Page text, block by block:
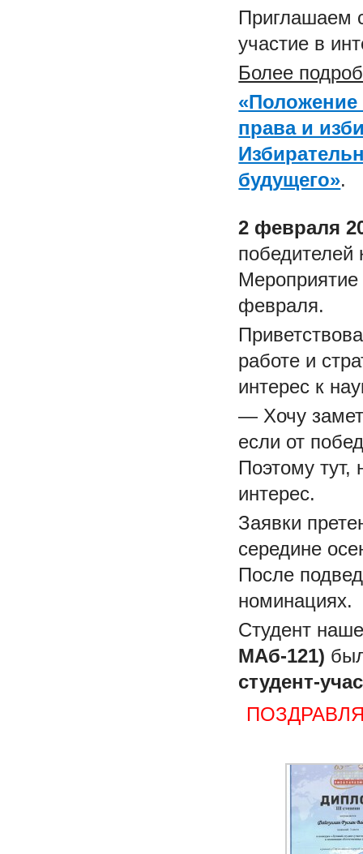
Приглашаем
участие в
Более
«Положение
права и
будущего».
2 февраля
победителей
февраля.
работе и
интерес к
— Хочу
если от
Поэтому тут,
интерес.
Заявки
середине
После
номинациях.
Студент
МАб-121)
студент-